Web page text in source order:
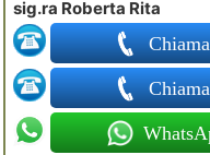
sig.ra Roberta Rita